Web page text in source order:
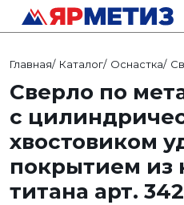
Главная/ Каталог/ Оснастка/
Сверло по
с
хвостовиком
покрытием из
титана арт.